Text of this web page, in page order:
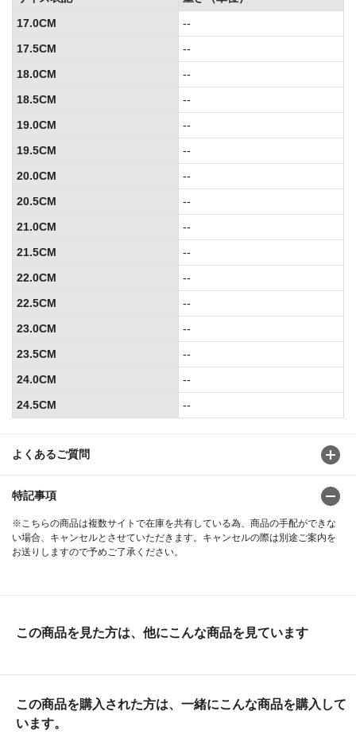
よくあるご質問
特記事項
※こちらの商品は複数サイトで在庫を共有している為、商品の手配ができな
い場合、キャンセルとさせていただきます。キャンセルの際は別途ご案内を
お送りしますので予めご了承ください。
17.0CM
--
17.5CM
--
18.0CM
--
18.5CM
--
19.0CM
--
19.5CM
--
20.0CM
--
20.5CM
--
21.0CM
--
21.5CM
--
22.0CM
--
22.5CM
--
23.0CM
--
23.5CM
--
24.0CM
--
24.5CM
--
この商品を見た方は、他にこんな商品を見ています
この商品を購入された方は、一緒にこんな商品を購入して
います。